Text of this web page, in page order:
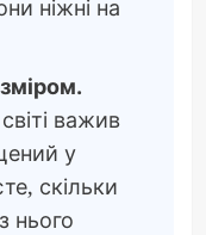
ніжні на
важив
у
скільки
нього